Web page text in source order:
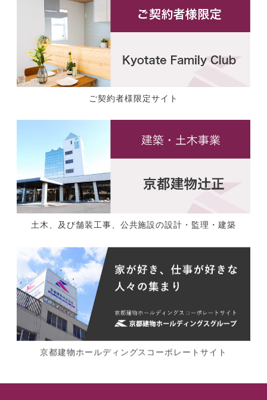
ご契約者様限定サイト
土木、及び舗装工事、公共施設の設計・監理・建築
京都建物ホールディングスコーポレートサイト